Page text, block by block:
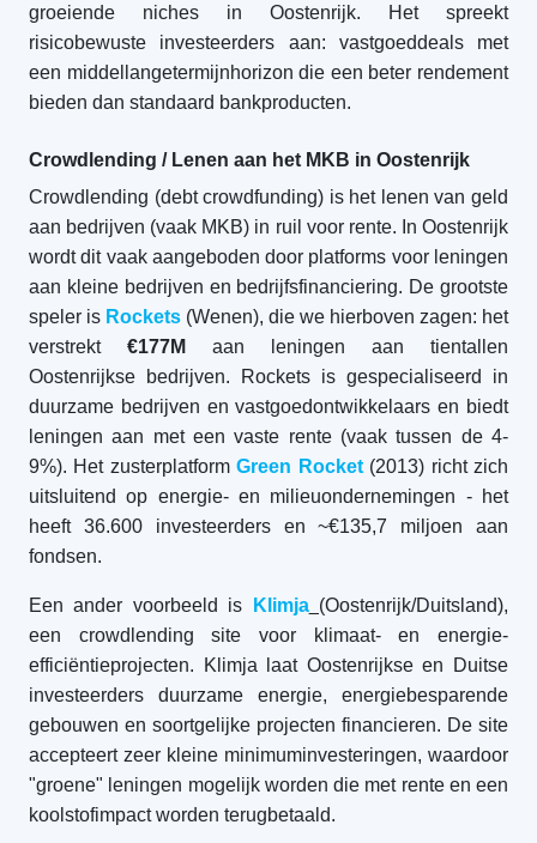
groeiende niches in Oostenrijk. Het spreekt
risicobewuste investeerders aan: vastgoeddeals met
een middellangetermijnhorizon die een beter rendement
bieden dan standaard bankproducten.
Crowdlending / Lenen aan het MKB in Oostenrijk
Crowdlending (debt crowdfunding) is het lenen van geld
aan bedrijven (vaak MKB) in ruil voor rente. In Oostenrijk
wordt dit vaak aangeboden door platforms voor leningen
aan kleine bedrijven en bedrijfsfinanciering. De grootste
speler is Rockets (Wenen), die we hierboven zagen: het
verstrekt €177M
aan leningen aan tientallen
Oostenrijkse bedrijven. Rockets is gespecialiseerd in
duurzame bedrijven en vastgoedontwikkelaars en biedt
leningen aan met een vaste rente (vaak tussen de 4-
9%). Het zusterplatformGreen Rocket(2013) richt zich
uitsluitend op energie- en milieuondernemingen - het
heeft 36.600 investeerders en ~€135,7 miljoen aan
fondsen.
Een ander voorbeeld is Klimja (Oostenrijk/Duitsland),
een crowdlending site voor klimaat- en energie-
efficiëntieprojecten. Klimja laat Oostenrijkse en Duitse
investeerders duurzame energie, energiebesparende
gebouwen en soortgelijke projecten financieren. De site
accepteert zeer kleine minimuminvesteringen, waardoor
"groene" leningen mogelijk worden die met rente en een
koolstofimpact worden terugbetaald.